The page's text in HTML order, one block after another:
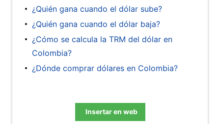
¿Quién gana cuando el dólar sube?
¿Quién gana cuando el dólar baja?
¿Cómo se calcula la TRM del dólar en
Colombia?
¿Dónde comprar dólares en Colombia?
Insertar en web